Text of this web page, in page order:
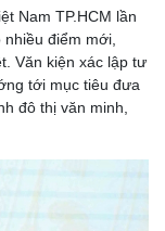
Nam TP.HCM lần
điểm mới,
Văn kiện xác lập tư
tới mục tiêu đưa
đô thị văn minh,